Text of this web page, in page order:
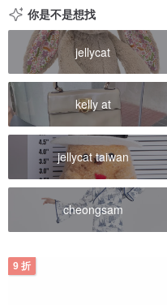
你是不是想找
jellycat
kelly at
jellycat taiwan
cheongsam
9 折